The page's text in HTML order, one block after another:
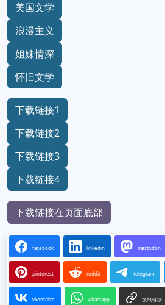
美国文学
浪漫主义
姐妹情深
怀旧文学
下载链接1
下载链接2
下载链接3
下载链接4
下载链接在页面底部
facebook linkedin mastodon
pinterest reddit telegram
vkontakte whatsapp 复制链接